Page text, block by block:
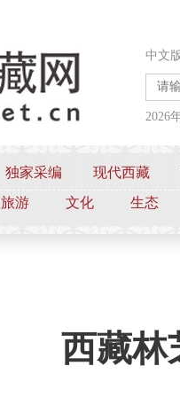
中文版
2026
独家采编 现代西藏
旅游 文化 生态
西藏林